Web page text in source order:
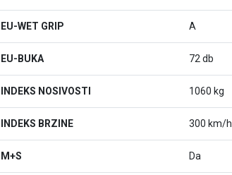
EU-WET GRIP A
EU-BUKA 72 db
INDEKS NOSIVOSTI 1060 kg
INDEKS BRZINE 300 km/h
M+S Da